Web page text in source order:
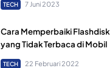
TECH 7 Juni 2023
Cara Memperbaiki Flashdisk
yang Tidak Terbaca di Mobil
TECH 22 Februari 2022